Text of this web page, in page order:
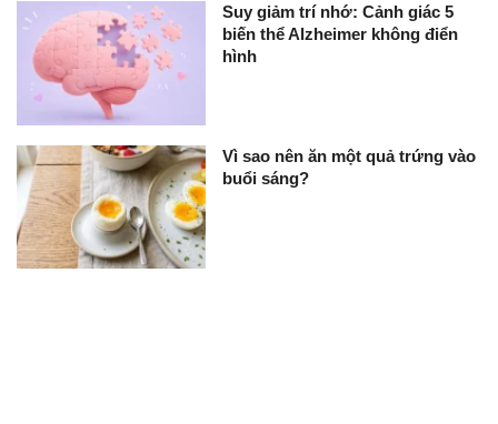
Suy giảm trí nhớ: Cảnh giác 5
biến thể Alzheimer không điển
hình
Vì sao nên ăn một quả trứng vào
buổi sáng?